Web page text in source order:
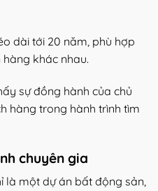
dài tới 20 năm, phù hợp
khác nhau.
sự đồng hành của chủ
hàng trong hành trình tìm
chuyên gia
là một dự án bất động sản,